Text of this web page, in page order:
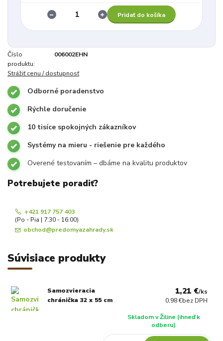
Pridať do košíka
Číslo
produktu:
006002EHN
Strážiť cenu / dostupnosť
Odborné poradenstvo
Rýchle doručenie
10 tisíce spokojných zákazníkov
Systémy na mieru - riešenie pre každého
Overené testovaním – dbáme na kvalitu produktov
Potrebujete poradiť?
+421 917 757 403
(Po - Pia | 7:30 - 16:00)
obchod@predomyazahrady.sk
Súvisiace produkty
Samozvieracia
chránička 32 x 55 cm
1,21 €/ks
0,98 €bez DPH
Skladom v Žiline (ihneď k
odberu)